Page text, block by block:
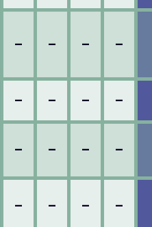
– – – –
– – – –
– – – –
– – – –